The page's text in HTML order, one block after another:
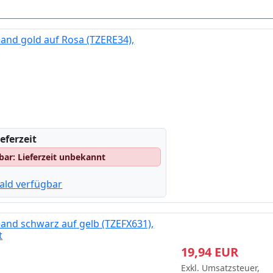
gold auf Rosa (TZERE34),
Lieferzeit unbekannt
verfügbar
schwarz auf gelb (TZEFX631),
19,94 EUR
Exkl. Umsatzsteuer,